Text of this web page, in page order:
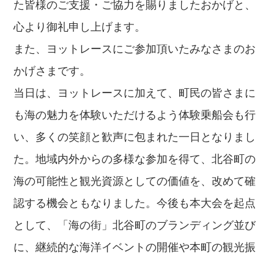
た皆様のご支援・ご協力を賜りましたおかげと、
心より御礼申し上げます。
また、ヨットレースにご参加頂いたみなさまのお
かげさまです。
当日は、ヨットレースに加えて、町民の皆さまに
も海の魅力を体験いただけるよう体験乗船会も行
い、多くの笑顔と歓声に包まれた一日となりまし
た。地域内外からの多様な参加を得て、北谷町の
海の可能性と観光資源としての価値を、改めて確
認する機会ともなりました。今後も本大会を起点
として、「海の街」北谷町のブランディング並び
に、継続的な海洋イベントの開催や本町の観光振